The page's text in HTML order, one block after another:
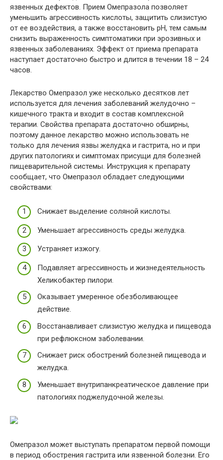
язвенных дефектов. Прием Омепразола позволяет
уменьшить агрессивность кислоты, защитить слизистую
от ее воздействия, а также восстановить рН, тем самым
снизить выраженность симптоматики при эрозивных и
язвенных заболеваниях. Эффект от приема препарата
наступает достаточно быстро и длится в течении 18 – 24
часов.
Лекарство Омепразол уже несколько десятков лет
используется для лечения заболеваний желудочно –
кишечного тракта и входит в состав комплексной
терапии. Свойства препарата достаточно обширны,
поэтому данное лекарство можно использовать не
только для лечения язвы желудка и гастрита, но и при
других патологиях и симптомах присущи для болезней
пищеварительной системы. Инструкция к препарату
сообщает, что Омепразол обладает следующими
свойствами:
Снижает выделение соляной кислоты.
Уменьшает агрессивность среды желудка.
Устраняет изжогу.
Подавляет агрессивность и жизнедеятельность
Хеликобактер пилори.
Оказывает умеренное обезболивающее
действие.
Восстанавливает слизистую желудка и пищевода
при рефлюксном заболевании.
Снижает риск обострений болезней пищевода и
желудка.
Уменьшает внутрипанкреатическое давление при
патологиях поджелудочной железы.
Омепразол может выступать препаратом первой помощи
в период обострения гастрита или язвенной болезни. Его